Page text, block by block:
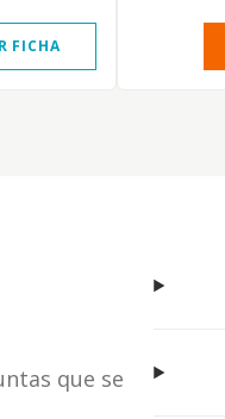
FICHA
que se